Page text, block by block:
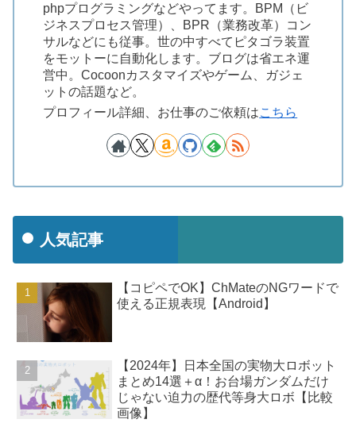
phpプログラミングなどやってます。BPM（ビ
ジネスプロセス管理）、BPR（業務改革）コン
サルなどにも従事。世の中すべてピタゴラ装置
をモットーに自動化します。ブログは省エネ運
営中。Cocoonカスタマイズやゲーム、ガジェ
ットの話題など。
プロフィール詳細、お仕事のご依頼はこちら
人気記事
【コピペでOK】ChMateのNGワードで
使える正規表現【Android】
【2024年】日本全国の実物大ロボット
まとめ14選＋α！お台場ガンダムだけ
じゃない迫力の歴代等身大ロボ【比較
画像】